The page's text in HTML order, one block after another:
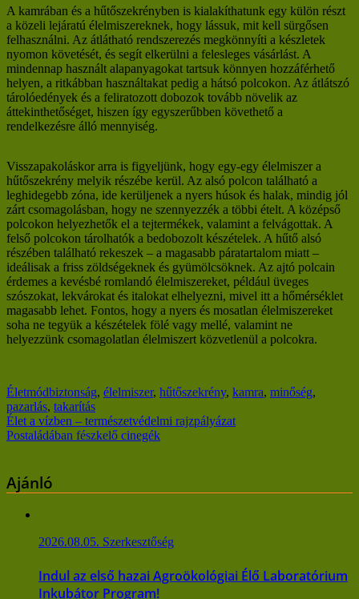
A kamrában és a hűtőszekrényben is kialakíthatunk egy külön részt
a közeli lejáratú élelmiszereknek, hogy lássuk, mit kell sürgősen
felhasználni. Az átlátható rendszerezés megkönnyíti a készletek
nyomon követését, és segít elkerülni a felesleges vásárlást. A
mindennap használt alapanyagokat tartsuk könnyen hozzáférhető
helyen, a ritkábban használtakat pedig a hátsó polcokon. Az átlátszó
tárolóedények és a feliratozott dobozok tovább növelik az
áttekinthetőséget, hiszen így egyszerűbben követhető a
rendelkezésre álló mennyiség.
Visszapakoláskor arra is figyeljünk, hogy egy-egy élelmiszer a
hűtőszekrény melyik részébe kerül. Az alsó polcon található a
leghidegebb zóna, ide kerüljenek a nyers húsok és halak, mindig jól
zárt csomagolásban, hogy ne szennyezzék a többi ételt. A középső
polcokon helyezhetők el a tejtermékek, valamint a felvágottak. A
felső polcokon tárolhatók a bedobozolt készételek. A hűtő alsó
részében található rekeszek – a magasabb páratartalom miatt –
ideálisak a friss zöldségeknek és gyümölcsöknek. Az ajtó polcain
érdemes a kevésbé romlandó élelmiszereket, például üveges
szószokat, lekvárokat és italokat elhelyezni, mivel itt a hőmérséklet
magasabb lehet. Fontos, hogy a nyers és mosatlan élelmiszereket
soha ne tegyük a készételek fölé vagy mellé, valamint ne
helyezzünk csomagolatlan élelmiszert közvetlenül a polcokra.
Életmódbiztonság, élelmiszer, hűtőszekrény, kamra, minőség,
pazarlás, takarítás
Bejegyzés
Élet a vízben – természetvédelmi rajzpályázat
Postaládában fészkelő cinegék
Ajánló
2026.08.05. Szerkesztőség
Indul az első hazai Agroökológiai Élő Laboratórium
Inkubátor Program!